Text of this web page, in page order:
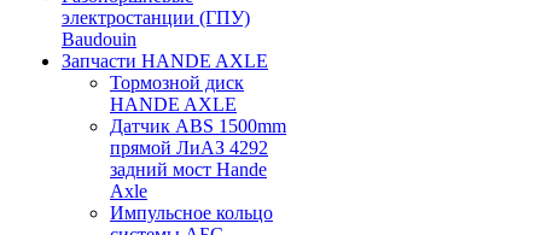
электростанции (ГПУ)
Baudouin
Запчасти HANDE AXLE
Тормозной диск
HANDE AXLE
Датчик ABS 1500mm
прямой ЛиАЗ 4292
задний мост Hande
Axle
Импульсное кольцо